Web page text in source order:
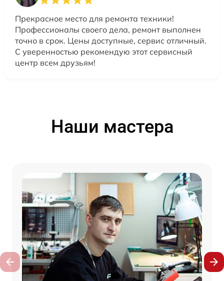
Прекрасное место для ремонта техники!
Профессионалы своего дела, ремонт выполнен
точно в срок. Цены доступные, сервис отличный.
С уверенностью рекомендую этот сервисный
центр всем друзьям!
Наши мастера